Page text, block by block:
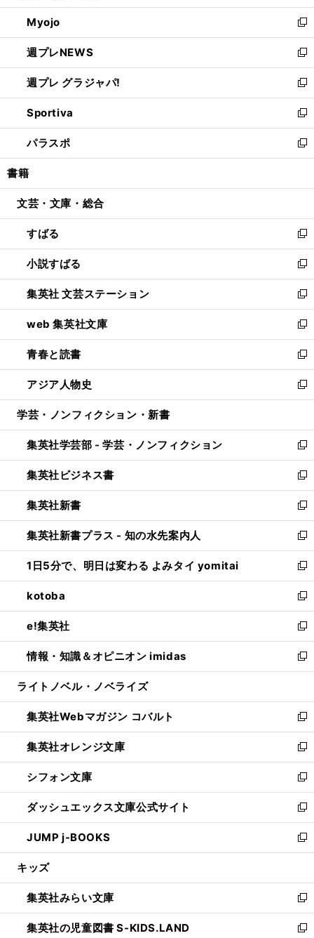
開
く
ウ
で
開
く
ン
ド
ウ
で
開
く
ウ
ィ
ン
ド
ウ
で
開
く
Myojo
新
し
い
ウ
ィ
ン
ド
ウ
で
開
週プレNEWS
新
し
い
ウ
ィ
ン
ド
ウ
開
週プレ グラジャパ!
新
し
い
ウ
ィ
ン
ウ
開
く
Sportiva
新
し
い
ウ
ン
ウ
で
開
く
パラスポ
新
し
ウ
ン
ド
ウ
で
開
く
書籍
文芸・文庫・総合
すばる
新
し
い
ウ
ィ
ン
ド
ウ
で
開
く
小説すばる
新
し
い
ウ
ィ
ン
ド
ウ
で
開
集英社 文芸ステーション
新
し
い
ウ
ィ
ン
ド
ウ
開
く
web 集英社文庫
新
し
い
ウ
ィ
ン
ウ
で
開
く
青春と読書
新
し
い
ウ
ン
ド
ウ
で
開
く
アジア人物史
新
し
ウ
ィ
ン
ド
ウ
で
開
く
学芸・ノンフィクション・新書
集英社学芸部 - 学芸・ノンフィクション
新
し
い
ウ
ィ
ン
ド
ウ
で
開
く
集英社ビジネス書
新
し
い
ウ
ィ
ン
ド
ウ
で
開
く
集英社新書
新
し
い
ウ
ィ
ン
ド
ウ
で
開
く
集英社新書プラス - 知の水先案内人
新
し
い
ウ
ィ
ン
ド
ウ
で
開
1日5分で、明日は変わる よみタイ yomitai
新
し
い
ウ
ィ
ン
ド
ウ
開
く
kotoba
新
し
い
ウ
ィ
ン
ウ
で
開
く
e!集英社
新
し
い
ウ
ン
ド
ウ
で
開
く
情報・知識＆オピニオン imidas
新
し
ウ
ィ
ン
ド
ウ
で
開
く
ライトノベル・ノベライズ
集英社Webマガジン コバルト
新
し
い
ウ
ィ
ン
ド
ウ
で
開
集英社オレンジ文庫
新
し
い
ウ
ィ
ン
ド
ウ
開
く
シフォン文庫
新
し
い
ウ
ィ
ン
ウ
で
開
く
ダッシュエックス文庫公式サイト
新
し
い
ウ
ン
ド
ウ
で
JUMP j-BOOKS
新
し
ウ
ィ
ン
ド
キッズ
集英社みらい文庫
新
し
い
集英社の児童図書 S-KIDS.LAND
新